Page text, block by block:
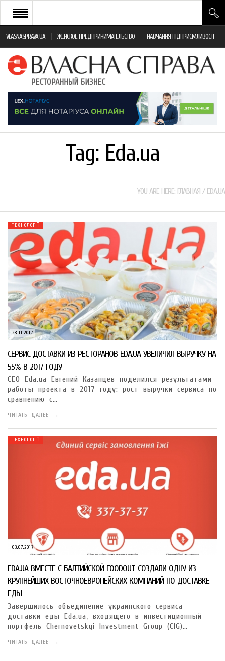
VLASNASPRAVA.UA ЖЕНСКОЕ ПРЕДПРИНИМАТЕЛЬСТВО НАВЧАННЯ ПІДПРИЄМЛИВОСТІ
НОВИНИ РЕСТОРАННОГО БІЗНЕСУ
ЯК ВІДКРИТИ ТА УСПІШНО КЕРУВАТИ
МОНІТОРИНГ ЗАКОНОДАВСТВА
Tag: Eda.ua
YOU ARE HERE: ГЛАВНАЯ / EDA.UA
28.11.2017
ТЕХНОЛОГІЇ
СЕРВИС ДОСТАВКИ ИЗ РЕСТОРАНОВ EDA.UA УВЕЛИЧИЛ ВЫРУЧКУ НА
55% В 2017 ГОДУ
CEO Eda.ua Евгений Казанцев поделился результатами
работы проекта в 2017 году: рост выручки сервиса по
сравнению с…
ЧИТАТЬ ДАЛЕЕ →
03.07.2017
ТЕХНОЛОГІЇ
EDA.UA ВМЕСТЕ С БАЛТИЙСКОЙ FOODOUT СОЗДАЛИ ОДНУ ИЗ
КРУПНЕЙШИХ ВОСТОЧНОЕВРОПЕЙСКИХ КОМПАНИЙ ПО ДОСТАВКЕ
ЕДЫ
Завершилось объединение украинского сервиса
доставки еды Eda.ua, входящего в инвестиционный
портфель Chernovetskyi Investment Group (CIG)…
ЧИТАТЬ ДАЛЕЕ →